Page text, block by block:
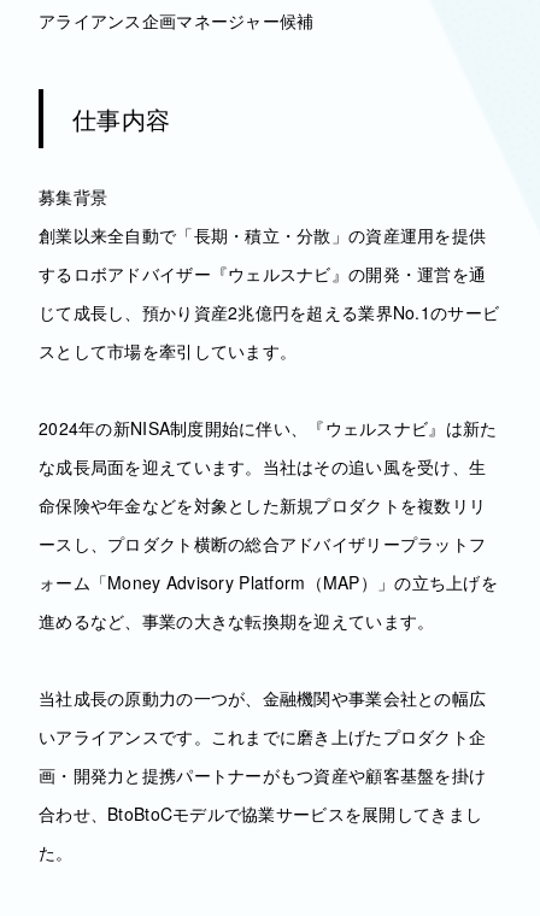
アライアンス企画マネージャー候補
仕事内容
募集背景
創業以来全自動で「長期・積立・分散」の資産運用を提供
するロボアドバイザー『ウェルスナビ』の開発・運営を通
じて成長し、預かり資産2兆億円を超える業界No.1のサービ
スとして市場を牽引しています。
2024年の新NISA制度開始に伴い、『ウェルスナビ』は新た
な成長局面を迎えています。当社はその追い風を受け、生
命保険や年金などを対象とした新規プロダクトを複数リリ
ースし、プロダクト横断の総合アドバイザリープラットフ
ォーム「Money Advisory Platform（MAP）」の立ち上げを
進めるなど、事業の大きな転換期を迎えています。
当社成長の原動力の一つが、金融機関や事業会社との幅広
いアライアンスです。これまでに磨き上げたプロダクト企
画・開発力と提携パートナーがもつ資産や顧客基盤を掛け
合わせ、BtoBtoCモデルで協業サービスを展開してきまし
た。